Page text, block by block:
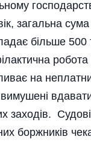
загальна
більше 500
на
заходів.
боржників